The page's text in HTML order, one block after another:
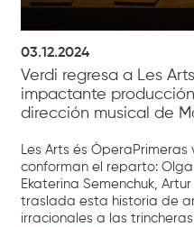
03.12.2024
Verdi regresa a Les
impactante
dirección musical de
Les Arts és
conforman el reparto: Olga
Ekaterina Semenchuk,
traslada esta historia de
irracionales a las trincheras